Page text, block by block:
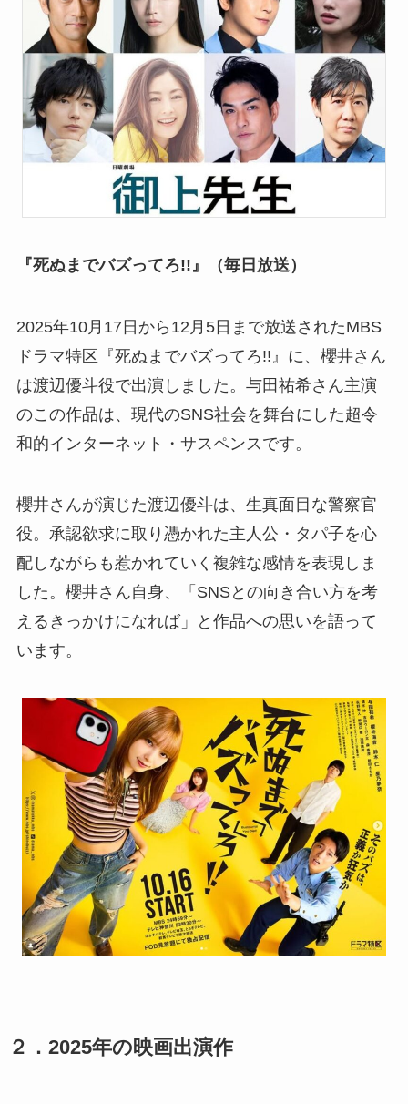
『死ぬまでバズってろ!!』（毎日放送）
2025年10月17日から12月5日まで放送されたMBS
ドラマ特区『死ぬまでバズってろ!!』に、櫻井さん
は渡辺優斗役で出演しました。与田祐希さん主演
のこの作品は、現代のSNS社会を舞台にした超令
和的インターネット・サスペンスです。
櫻井さんが演じた渡辺優斗は、生真面目な警察官
役。承認欲求に取り憑かれた主人公・タパ子を心
配しながらも惹かれていく複雑な感情を表現しま
した。櫻井さん自身、「SNSとの向き合い方を考
えるきっかけになれば」と作品への思いを語って
います。
２．2025年の映画出演作